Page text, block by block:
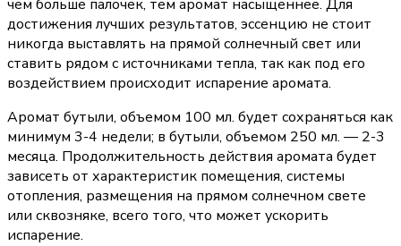
чем больше палочек, тем аромат насыщеннее. Для
достижения лучших результатов, эссенцию не стоит
никогда выставлять на прямой солнечный свет или
ставить рядом с источниками тепла, так как под его
воздействием происходит испарение аромата.
Аромат бутыли, объемом 100 мл. будет сохраняться как
минимум 3-4 недели; в бутыли, объемом 250 мл. — 2-3
месяца. Продолжительность действия аромата будет
зависеть от характеристик помещения, системы
отопления, размещения на прямом солнечном свете
или сквозняке, всего того, что может ускорить
испарение.